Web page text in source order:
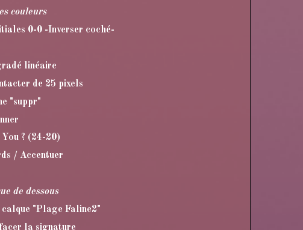
couleurs
0-0 -Inverser coché-
linéaire
de 25 pixels
"suppr"
? (24-20)
/ Accentuer
de dessous
"Plage Faline2"
la signature